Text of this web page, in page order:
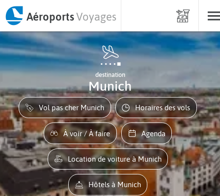
AéroportsVoyages
destination
Munich
Vol pas cher Munich Horaires des vols
À voir / À faire Agenda
Location de voiture à Munich
Hôtels à Munich